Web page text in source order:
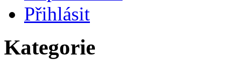
Přihlásit
Kategorie